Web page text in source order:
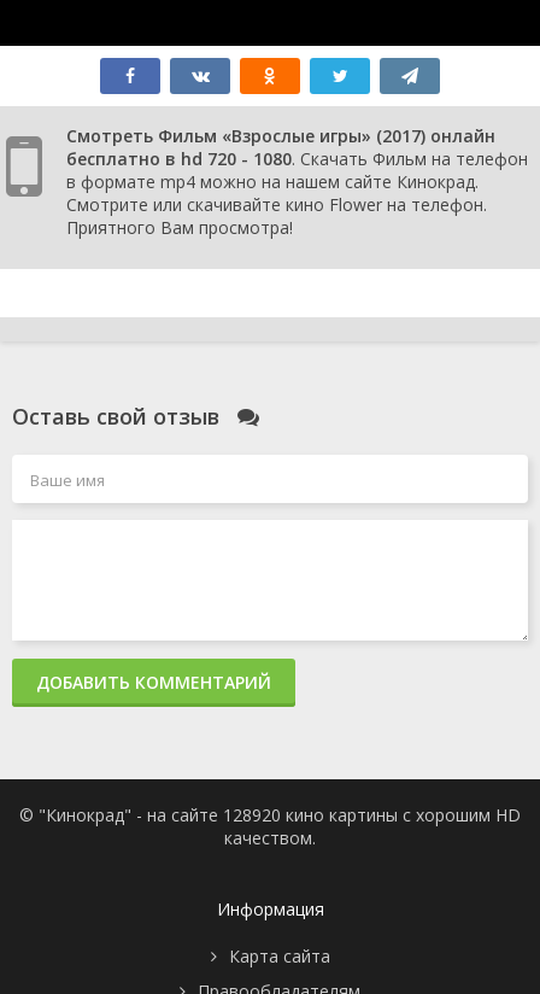
Смотреть Фильм «Взрослые игры» (2017) онлайн
бесплатно в hd 720 - 1080. Скачать Фильм на телефон
в формате mp4 можно на нашем сайте Кинокрад.
Смотрите или скачивайте кино Flower на телефон.
Приятного Вам просмотра!
Оставь свой отзыв
ДОБАВИТЬ КОММЕНТАРИЙ
© "Кинокрад" - на сайте 128920 кино картины с хорошим HD
качеством.
Информация
Карта сайта